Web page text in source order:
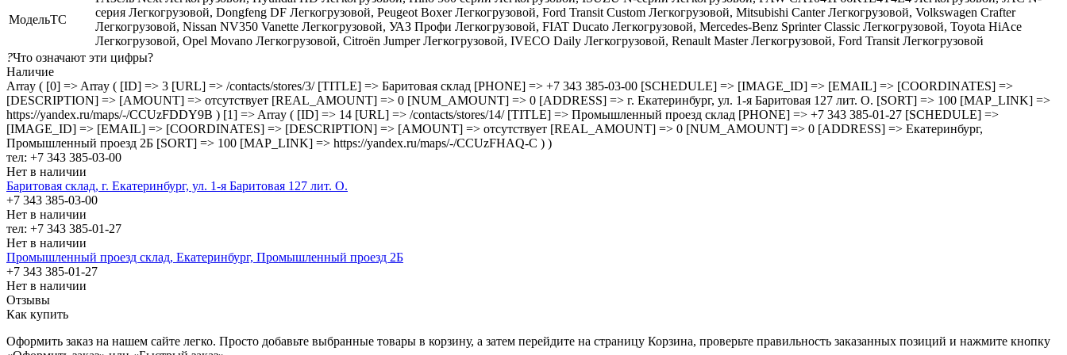
МодельТС
серия Легкогрузовой, Dongfeng DF Легкогрузовой, Peugeot Boxer Легкогрузовой, Ford Transit Custom Легкогрузовой, Mitsubishi Canter Легкогрузовой, Volkswagen Crafter
Легкогрузовой, Nissan NV350 Vanette Легкогрузовой, УАЗ Профи Легкогрузовой, FIAT Ducato Легкогрузовой, Mercedes-Benz Sprinter Classic Легкогрузовой, Toyota HiAce
Легкогрузовой, Opel Movano Легкогрузовой, Citroën Jumper Легкогрузовой, IVECO Daily Легкогрузовой, Renault Master Легкогрузовой, Ford Transit Легкогрузовой
?Что означают эти цифры?
Наличие
Array ( [0] => Array ( [ID] => 3 [URL] => /contacts/stores/3/ [TITLE] => Баритовая склад [PHONE] => +7 343 385-03-00 [SCHEDULE] => [IMAGE_ID] => [EMAIL] => [COORDINATES] =>
[DESCRIPTION] => [AMOUNT] => отсутствует [REAL_AMOUNT] => 0 [NUM_AMOUNT] => 0 [ADDRESS] => г. Екатеринбург, ул. 1-я Баритовая 127 лит. О. [SORT] => 100 [MAP_LINK] =>
https://yandex.ru/maps/-/CCUzFDDY9B ) [1] => Array ( [ID] => 14 [URL] => /contacts/stores/14/ [TITLE] => Промышленный проезд cклад [PHONE] => +7 343 385-01-27 [SCHEDULE] =>
[IMAGE_ID] => [EMAIL] => [COORDINATES] => [DESCRIPTION] => [AMOUNT] => отсутствует [REAL_AMOUNT] => 0 [NUM_AMOUNT] => 0 [ADDRESS] => Екатеринбург,
Промышленный проезд 2Б [SORT] => 100 [MAP_LINK] => https://yandex.ru/maps/-/CCUzFHAQ-C ) )
тел: +7 343 385-03-00
Нет в наличии
Баритовая склад, г. Екатеринбург, ул. 1-я Баритовая 127 лит. О.
+7 343 385-03-00
Нет в наличии
тел: +7 343 385-01-27
Нет в наличии
Промышленный проезд cклад, Екатеринбург, Промышленный проезд 2Б
+7 343 385-01-27
Нет в наличии
Отзывы
Как купить
Оформить заказ на нашем сайте легко. Просто добавьте выбранные товары в корзину, а затем перейдите на страницу Корзина, проверьте правильность заказанных позиций и нажмите кнопку